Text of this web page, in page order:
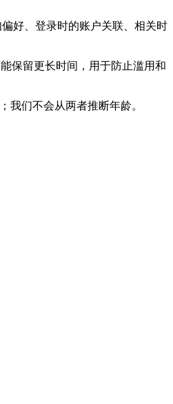
好、登录时的账户关联、相关时
保留更长时间，用于防止滥用和
我们不会从两者推断年龄。